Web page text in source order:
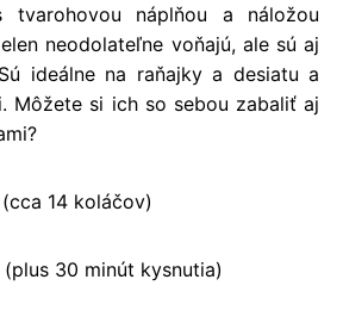
tvarohovou náplňou a náložou
neodolateľne voňajú, ale sú aj
ideálne na raňajky a desiatu a
Môžete si ich so sebou zabaliť aj
14 koláčov)
30 minút kysnutia)